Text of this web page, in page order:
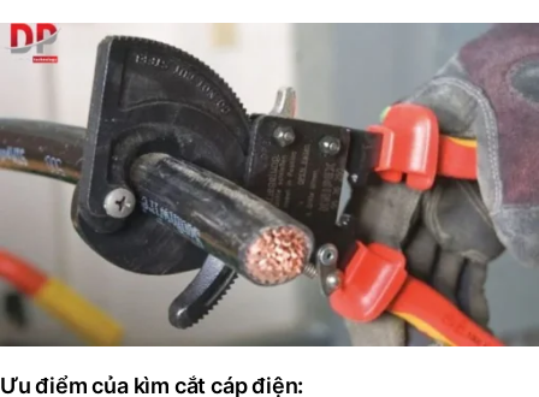
Ưu điểm của kìm cắt cáp điện: